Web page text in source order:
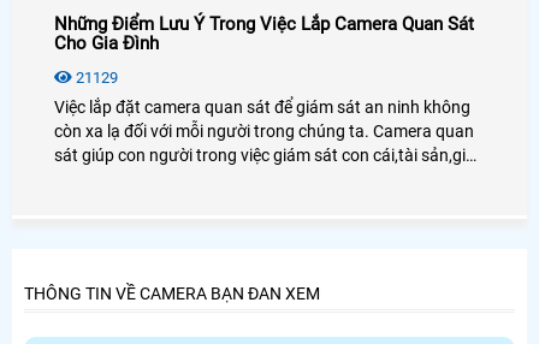
Những Điểm Lưu Ý Trong Việc Lắp Camera Quan Sát
Cho Gia Đình
21129
Việc lắp đặt camera quan sát để giám sát an ninh không
còn xa lạ đối với mỗi người trong chúng ta. Camera quan
sát giúp con người trong việc giám sát con cái,tài sản,giúp
THÔNG TIN VỀ CAMERA BẠN ĐAN XEM